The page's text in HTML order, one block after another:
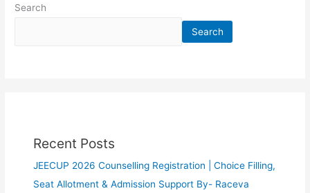
Search
Search
Recent Posts
JEECUP 2026 Counselling Registration | Choice Filling,
Seat Allotment & Admission Support By- Raceva